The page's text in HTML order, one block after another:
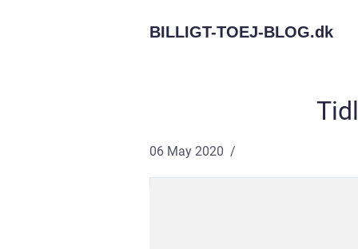
BILLIGT-TOEJ-BLOG.dk
06 May 2020